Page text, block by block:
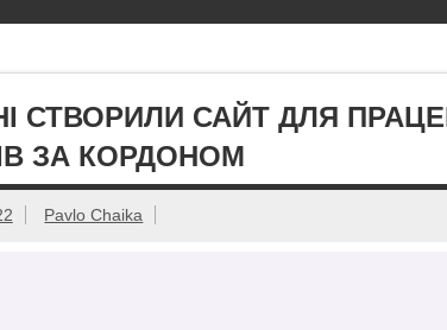
СТВОРИЛИ САЙТ ДЛЯ
ЗА КОРДОНОМ
Pavlo Chaika